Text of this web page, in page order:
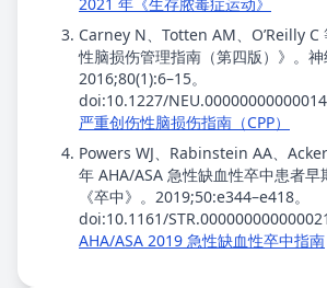
Carney N、Totten AM、O’Reilly C
性脑损伤管理指南（第四版）》。神
2016;80(1):6–15。
doi:10.1227/
严重创伤性脑损伤指南（CPP）
Powers WJ、Rabinstein AA、
年 AHA/ASA 急性缺血性卒中患者早
《卒中》。2019;50:e344–e418。
doi:10.1161/
AHA/ASA 2019 急性缺血性卒中指南